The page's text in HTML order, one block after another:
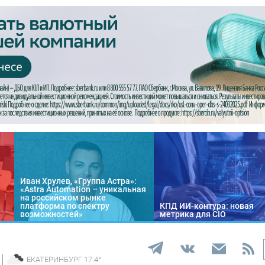
Иван Хрулев, «Группа Астра»:
«Astra Automation – уникальная
на российском рынке
платформа по спектру
возможностей»
КПД ИИ-контура: новая
метрика для CIO
ЕКАТЕРИНБУРГ 17.4°